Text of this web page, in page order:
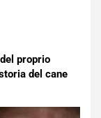
proprio
del cane